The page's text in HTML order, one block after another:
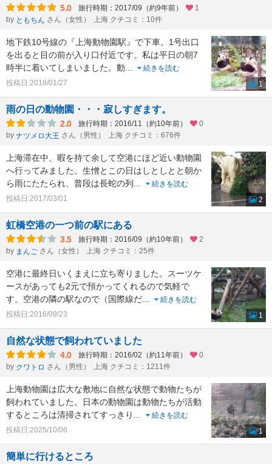
5.0 旅行時期：2017/09（約9年前）
1
by ともちん さん（女性） 上海 クチコミ：10件
地下鉄10号線の『上海動物園駅』で下車。1号出口
を出ると目の前が入り口付近です。私は平日の朝7
時半に着いてしまいました。動
続きを読む
投稿日:2018/01/27
1
雨の日の動物園・・・寂しすぎます。
2.0 旅行時期：2016/11（約10年前）
0
by ナツメロ大王 さん（男性） 上海 クチコミ：676件
上海滞在中、暇を持て余して空港にほど近い動物園
へ行ってみました。生憎とこの日はしとしとと朝か
ら雨にたたられ、普段は長蛇の列
続きを読む
投稿日:2017/03/01
2
虹橋空港の一つ前の駅にある
3.5 旅行時期：2016/09（約10年前）
2
by まんご さん（女性） 上海 クチコミ：25件
空港に最終日いくまえに立ち寄りました。スーツケ
ースがあっても2元で預かってくれるので気軽で
す。空港の隣の駅なので（国際線だ
続きを読む
投稿日:2016/09/23
1
自然な状態で飼われていました
4.0 旅行時期：2016/02（約11年前）
0
by クワトロ さん（男性） 上海 クチコミ：1211件
上海動物園は広大な敷地に自然な状態で動物たちが
飼われていました。日本の動物園は動物たちが活動
するところは清掃されてすっきり
続きを読む
投稿日:2025/10/06
1
簡単に行けるところ